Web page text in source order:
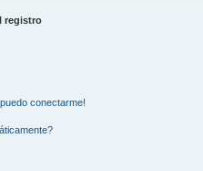
registro
conectarme!